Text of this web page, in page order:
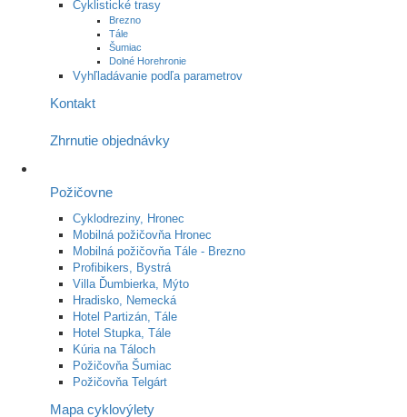
Cyklistické trasy
Brezno
Tále
Šumiac
Dolné Horehronie
Vyhľladávanie podľa parametrov
Kontakt
Zhrnutie objednávky
Požičovne
Cyklodreziny, Hronec
Mobilná požičovňa Hronec
Mobilná požičovňa Tále - Brezno
Profibikers, Bystrá
Villa Ďumbierka, Mýto
Hradisko, Nemecká
Hotel Partizán, Tále
Hotel Stupka, Tále
Kúria na Táloch
Požičovňa Šumiac
Požičovňa Telgárt
Mapa cyklovýlety